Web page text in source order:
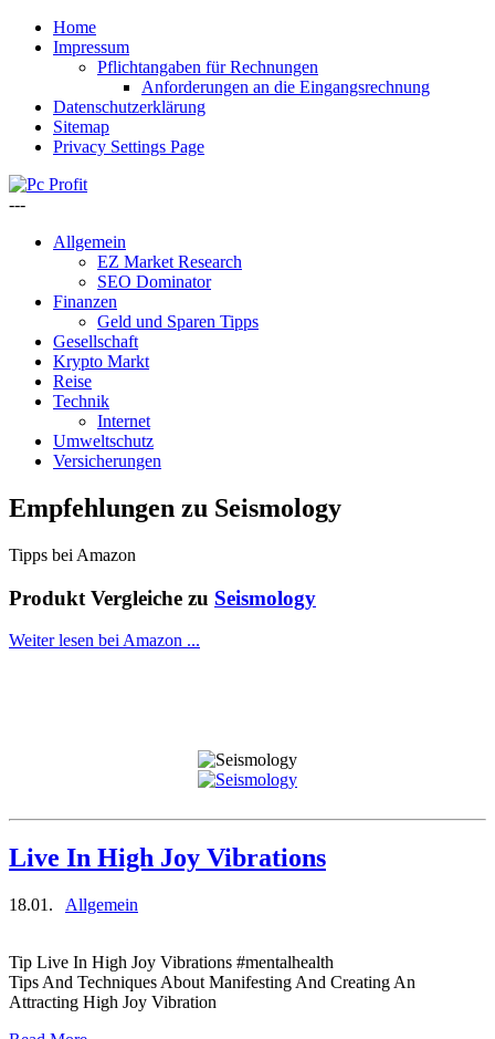
Home
Impressum
Pflichtangaben für Rechnungen
Anforderungen an die Eingangsrechnung
Datenschutzerklärung
Sitemap
Privacy Settings Page
---
Allgemein
EZ Market Research
SEO Dominator
Finanzen
Geld und Sparen Tipps
Gesellschaft
Krypto Markt
Reise
Technik
Internet
Umweltschutz
Versicherungen
Empfehlungen zu Seismology
Tipps bei Amazon
Produkt Vergleiche zu Seismology
Weiter lesen bei Amazon ...
Live In High Joy Vibrations
18.01. Allgemein
Tip Live In High Joy Vibrations #mentalhealth
Tips And Techniques About Manifesting And Creating An
Attracting High Joy Vibration